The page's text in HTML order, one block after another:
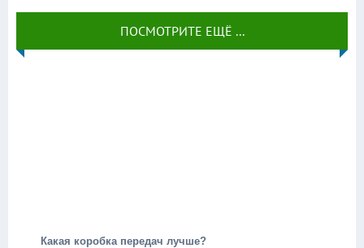
ПОСМОТРИТЕ ЕЩЁ ...
Какая коробка передач лучше?